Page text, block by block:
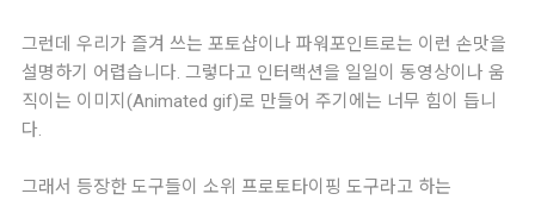
그런데 우리가 즐겨 쓰는 포토샵이나 파워포인트로는 이런 손맛을
설명하기 어렵습니다. 그렇다고 인터랙션을 일일이 동영상이나 움
직이는 이미지(Animated gif)로 만들어 주기에는 너무 힘이 듭니
다.
그래서 등장한 도구들이 소위 프로토타이핑 도구라고 하는